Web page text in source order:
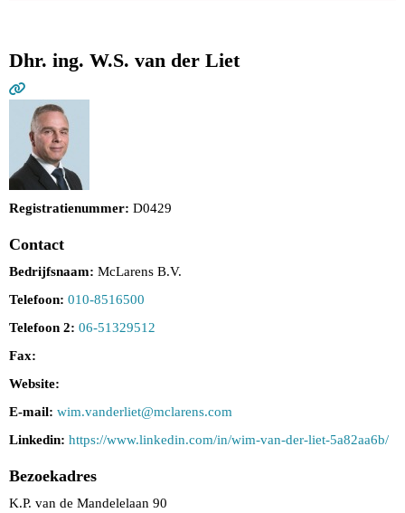
Dhr. ing. W.S. van der Liet
Registratienummer: D0429
Contact
Bedrijfsnaam: McLarens B.V.
Telefoon: 010-8516500
Telefoon 2: 06-51329512
Fax:
Website:
E-mail: wim.vanderliet@mclarens.com
Linkedin: https://www.linkedin.com/in/wim-van-der-liet-5a82aa6b/
Bezoekadres
K.P. van de Mandelelaan 90